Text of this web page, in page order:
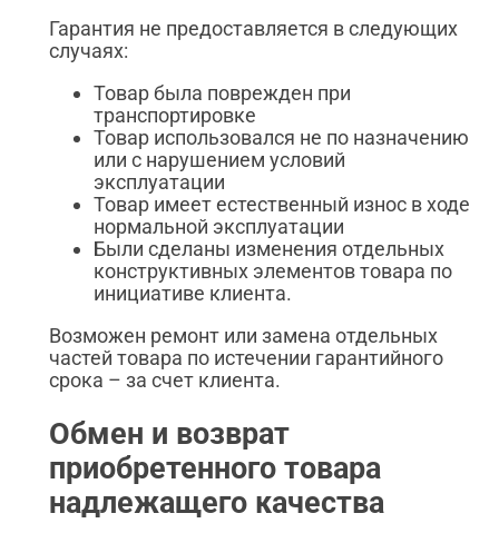
Гарантия не предоставляется в следующих
случаях:
Товар была поврежден при
транспортировке
Товар использовался не по назначению
или с нарушением условий
эксплуатации
Товар имеет естественный износ в ходе
нормальной эксплуатации
Были сделаны изменения отдельных
конструктивных элементов товара по
инициативе клиента.
Возможен ремонт или замена отдельных
частей товара по истечении гарантийного
срока – за счет клиента.
Обмен и возврат
приобретенного товара
надлежащего качества